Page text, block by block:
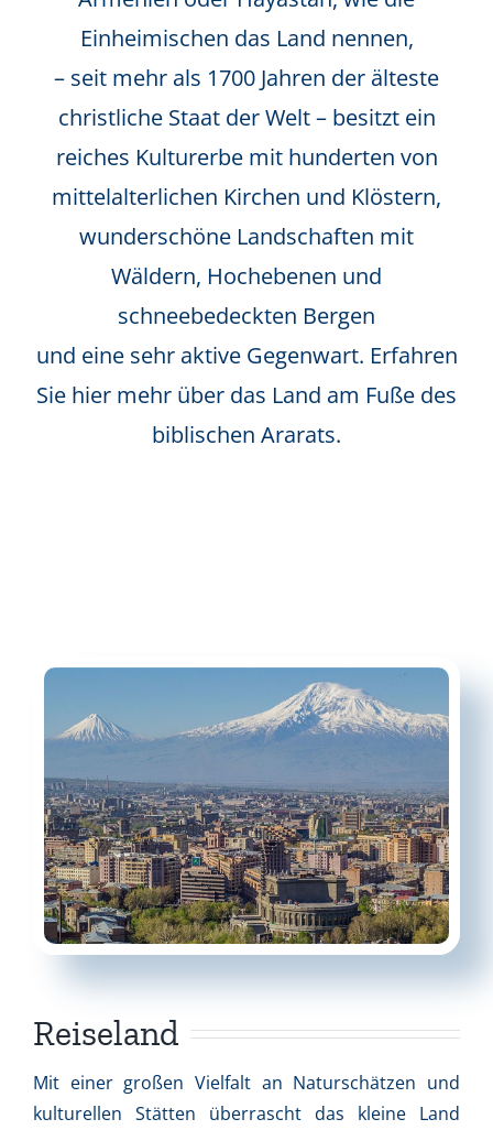
Einheimischen das Land nennen,
– seit mehr als 1700 Jahren der älteste
christliche Staat der Welt – besitzt ein
reiches Kulturerbe mit hunderten von
mittelalterlichen Kirchen und Klöstern,
wunderschöne Landschaften mit
Wäldern, Hochebenen und
schneebedeckten Bergen
und eine sehr aktive Gegenwart. Erfahren
Sie hier mehr über das Land am Fuße des
biblischen Ararats.
Reiseland
Mit einer großen Vielfalt an Naturschätzen und
kulturellen Stätten überrascht das kleine Land